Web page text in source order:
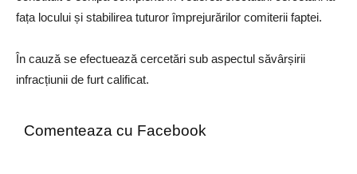
fața locului și stabilirea tuturor împrejurărilor comiterii faptei.
În cauză se efectuează cercetări sub aspectul săvârșirii
infracțiunii de furt calificat.
Comenteaza cu Facebook